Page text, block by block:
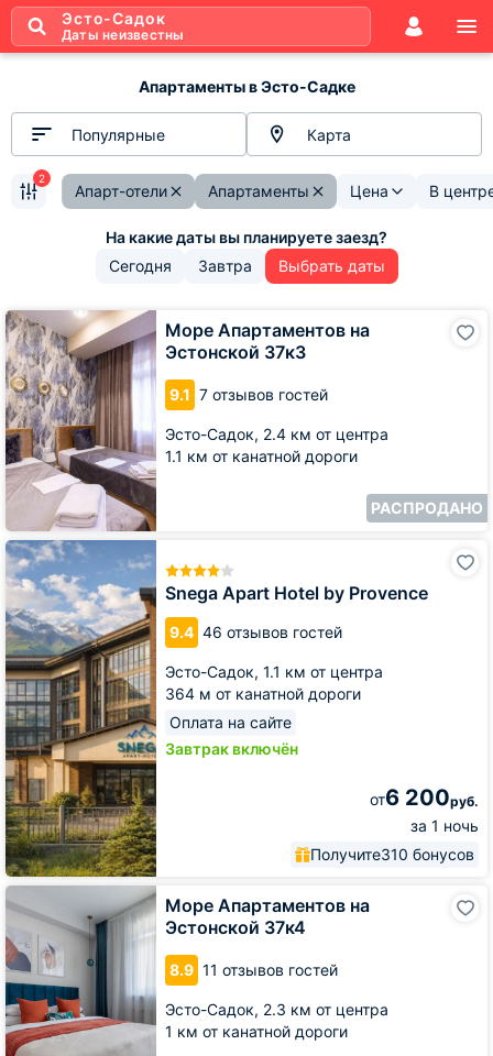
Эсто-Садок
Даты неизвестны
Апартаменты в Эсто-Садке
Популярные Карта
Апарт-отели Апартаменты Цена В
2
Сегодня Завтра Выбрать даты
Море Апартаментов на
Эстонской 37к3
9.1 7 отзывов гостей
Эсто-Садок, 2.4 км от центра
1.1 км от канатной дороги
РАСПРОДАНО
Море
Апартаментов
на
Эстонской
37к3
Snega Apart Hotel by Provence
9.4 46 отзывов гостей
Эсто-Садок, 1.1 км от центра
364 м от канатной дороги
Оплата на сайте
Завтрак включён
от6 200руб.
за 1 ночь
Получите310 бонусов
Snega
Apart
Hotel
by
Provence
Море Апартаментов на
Эстонской 37к4
8.9 11 отзывов гостей
Эсто-Садок, 2.3 км от центра
1 км от канатной дороги
Море
Апартаментов
на
Эстонской
37к4